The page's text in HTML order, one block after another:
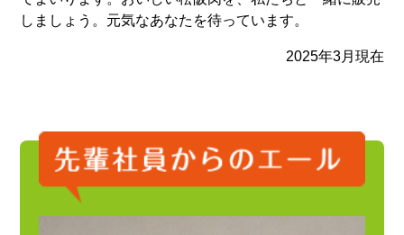
しましょう。元気なあなたを待っています。
2025年3月現在